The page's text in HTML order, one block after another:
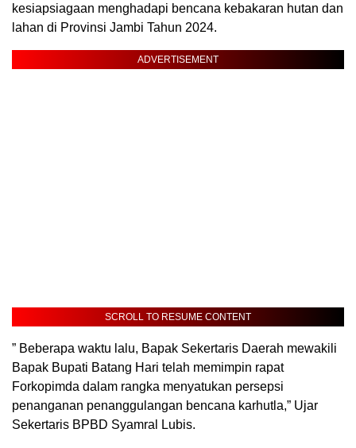
kesiapsiagaan menghadapi bencana kebakaran hutan dan
lahan di Provinsi Jambi Tahun 2024.
ADVERTISEMENT
SCROLL TO RESUME CONTENT
” Beberapa waktu lalu, Bapak Sekertaris Daerah mewakili
Bapak Bupati Batang Hari telah memimpin rapat
Forkopimda dalam rangka menyatukan persepsi
penanganan penanggulangan bencana karhutla,” Ujar
Sekertaris BPBD Syamral Lubis.